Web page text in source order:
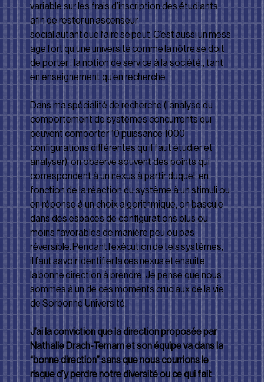
variable sur les frais d’inscription des étudiants
aﬁn de rester un ascenseur
social autant que faire se peut. C’est aussi un mess
age fort qu’une université comme la nôtre se doit
de porter : la notion de service à la société., tant
en enseignement qu’en recherche.
Dans ma spécialité de recherche (l’analyse du
comportement de systèmes concurrents qui
peuvent comporter 10 puissance 1000
conﬁgurations diﬀérentes qu’il faut étudier et
analyser), on observe souvent des points qui
correspondent à un nexus à partir duquel, en
fonction de la réaction du système à un stimuli ou
en réponse à un choix algorithmique, on bascule
dans des espaces de conﬁgurations plus ou
moins favorables de manière peu ou pas
réversible. Pendant l’exécution de tels systèmes,
il faut savoir identiﬁer la ces nexus et ensuite,
la bonne direction à prendre. Je pense que nous
sommes à un de ces moments cruciaux de la vie
de Sorbonne Université.
J’ai la conviction que la direction proposée par
Nathalie Drach-Temam et son équipe va dans la
“bonne direction” sans que nous courrions le
risque d’y perdre notre diversité ou ce qui fait